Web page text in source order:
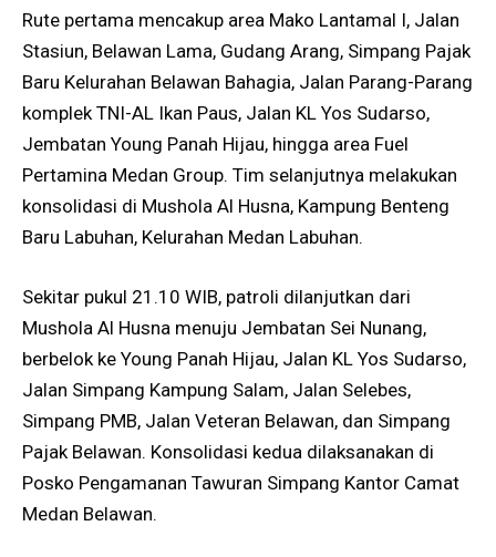
Rute pertama mencakup area Mako Lantamal I, Jalan
Stasiun, Belawan Lama, Gudang Arang, Simpang Pajak
Baru Kelurahan Belawan Bahagia, Jalan Parang-Parang
komplek TNI-AL Ikan Paus, Jalan KL Yos Sudarso,
Jembatan Young Panah Hijau, hingga area Fuel
Pertamina Medan Group. Tim selanjutnya melakukan
konsolidasi di Mushola Al Husna, Kampung Benteng
Baru Labuhan, Kelurahan Medan Labuhan.
Sekitar pukul 21.10 WIB, patroli dilanjutkan dari
Mushola Al Husna menuju Jembatan Sei Nunang,
berbelok ke Young Panah Hijau, Jalan KL Yos Sudarso,
Jalan Simpang Kampung Salam, Jalan Selebes,
Simpang PMB, Jalan Veteran Belawan, dan Simpang
Pajak Belawan. Konsolidasi kedua dilaksanakan di
Posko Pengamanan Tawuran Simpang Kantor Camat
Medan Belawan.